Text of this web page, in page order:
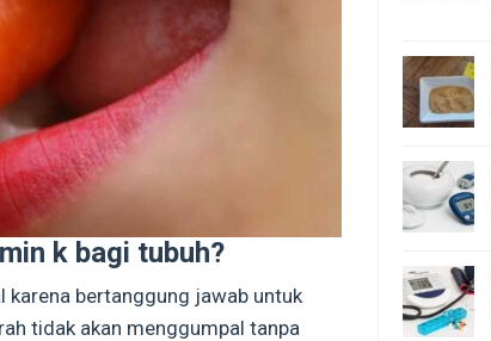
k bagi tubuh?
karena bertanggung jawab untuk
tidak akan menggumpal tanpa